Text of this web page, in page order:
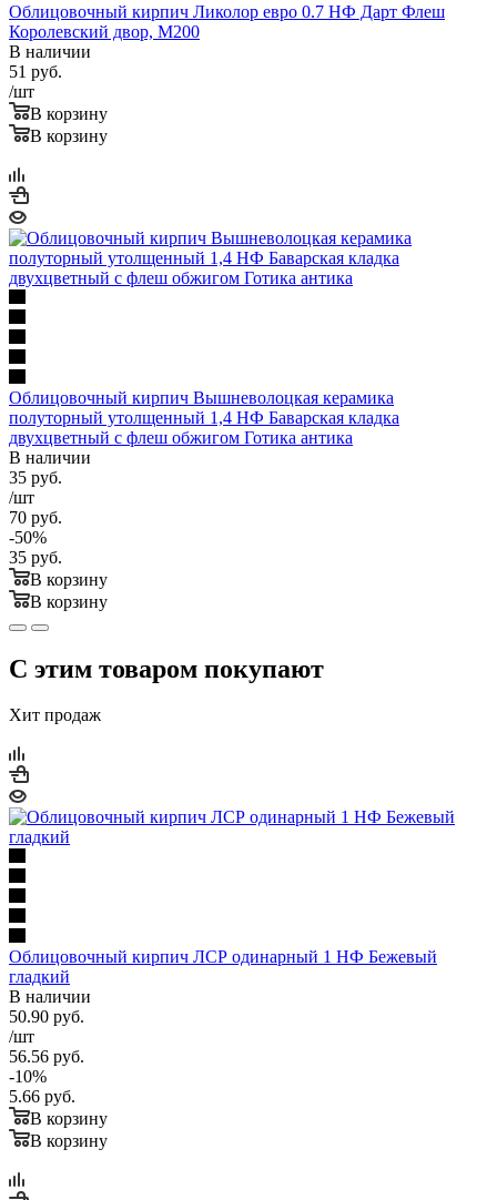
Облицовочный кирпич Ликолор евро 0.7 НФ Дарт Флеш
Королевский двор, М200
В наличии
51 руб.
/шт
В корзину
В корзину
Облицовочный кирпич Вышневолоцкая керамика
полуторный утолщенный 1,4 НФ Баварская кладка
двухцветный с флеш обжигом Готика антика
В наличии
35 руб.
/шт
70 руб.
-50%
35 руб.
В корзину
В корзину
С этим товаром покупают
Хит продаж
Облицовочный кирпич ЛСР одинарный 1 НФ Бежевый
гладкий
В наличии
50.90 руб.
/шт
56.56 руб.
-10%
5.66 руб.
В корзину
В корзину